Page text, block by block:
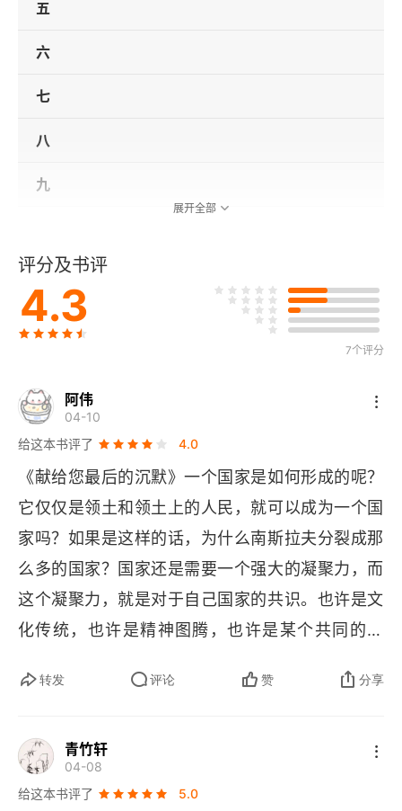
五
六
七
八
九
十一
十二
十四
十五
十七
十八
十九
二十二
二十三
展开全部
评分及书评
4.3
7个评分
阿伟
04-10
给这本书评了
4.0
《献给您最后的沉默》一个国家是如何形成的呢？
它仅仅是领土和领土上的人民，就可以成为一个国
家吗？如果是这样的话，为什么南斯拉夫分裂成那
么多的国家？国家还是需要一个强大的凝聚力，而
这个凝聚力，就是对于自己国家的共识。也许是文
化传统，也许是精神图腾，也许是某个共同的梦
家。说实话，对于中国读者来说，秘鲁还是显得太
《百年孤独》，可是至于其他的拉美作者呢？好像
转发 评论 赞 分享
青竹轩
04-08
给这本书评了
5.0